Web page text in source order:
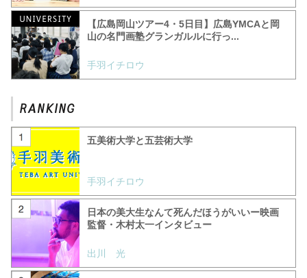
【広島岡山ツアー4・5日目】広島YMCAと岡
山の名門画塾グランガルルに行っ...
手羽イチロウ
五美術大学と五芸術大学
手羽イチロウ
日本の美大生なんて死んだほうがいいー映画
監督・木村太一インタビュー
出川 光